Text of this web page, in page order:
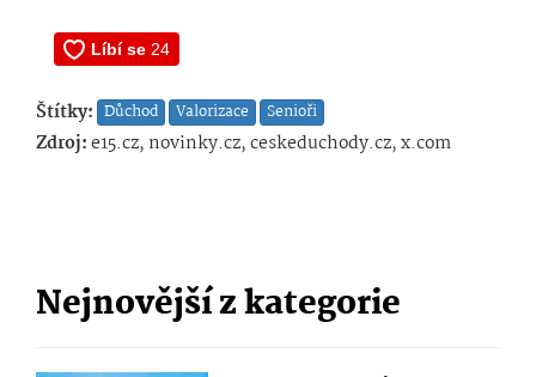
Štítky: Důchod Valorizace Senioři
Zdroj:e15.cz, novinky.cz, ceskeduchody.cz, x.com
Nejnovější z kategorie